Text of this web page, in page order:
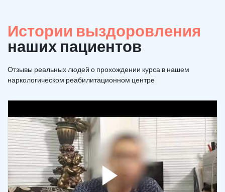
Истории выздоровления
наших пациентов
Отзывы реальных людей о прохождении курса в нашем
наркологическом реабилитационном центре